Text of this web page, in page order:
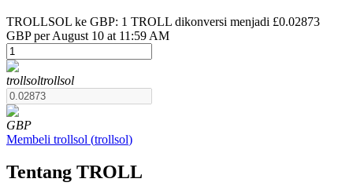
USDT Berjangka
TROLLSOL ke GBP: 1 TROLL dikonversi menjadi £0.02873
GBP per August 10 at 11:59 AM
trollsoltrollsol
GBP
Membeli trollsol (trollsol)
Tentang TROLL